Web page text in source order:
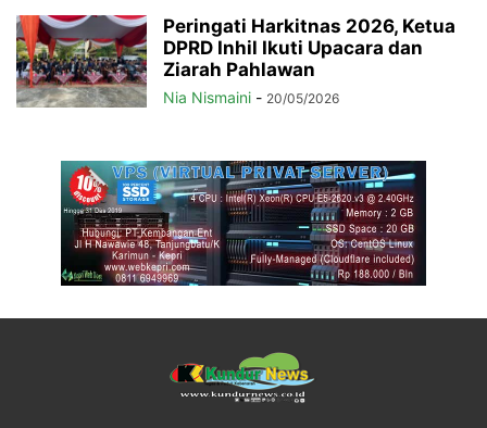
Peringati Harkitnas 2026, Ketua
DPRD Inhil Ikuti Upacara dan
Ziarah Pahlawan
Nia Nismaini - 20/05/2026